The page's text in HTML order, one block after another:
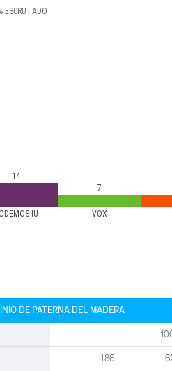
ESCRUTADO
IU VOX
14
7
DE PATERNA DEL MADERA
186